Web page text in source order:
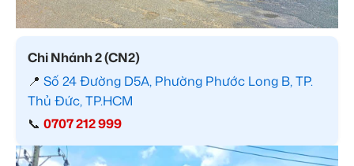
Chi Nhánh 2 (CN2)
📍 Số 24 Đường D5A, Phường Phước Long B, TP.
Thủ Đức, TP.HCM
📞 0707 212 999